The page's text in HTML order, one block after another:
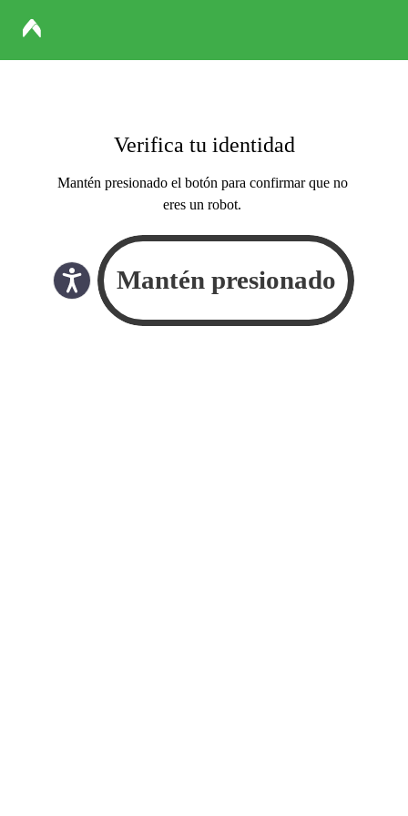
Verifica tu identidad
Mantén presionado el botón para confirmar que no
eres un robot.